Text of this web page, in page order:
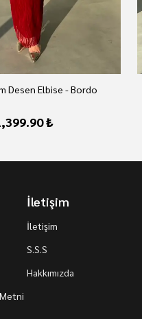
Desen Elbise - Bordo
₺
İletişim
İletişim
S.S.S
Hakkımızda